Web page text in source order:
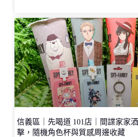
信義區｜先喝道 101店｜間諜家家
擊，隨機角色杯與質感周邊收藏